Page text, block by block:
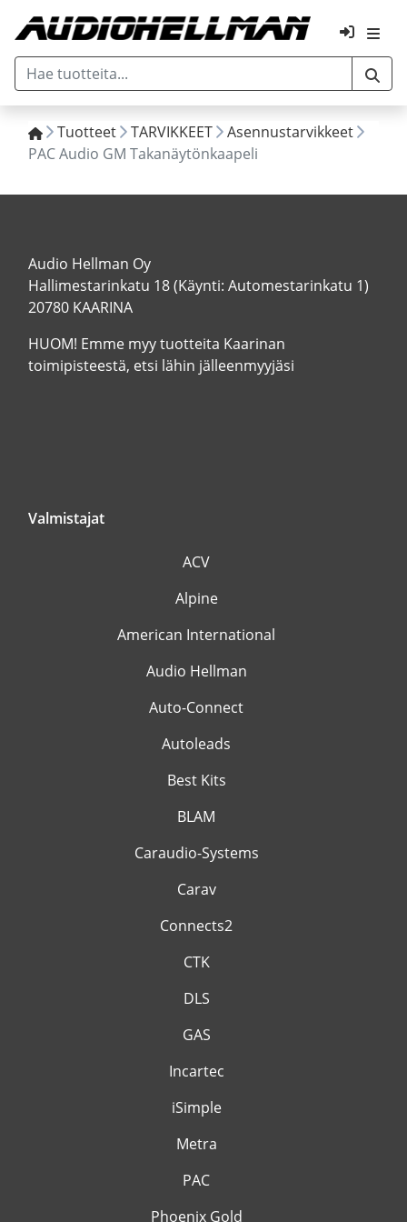
Tuotteet TARVIKKEET
Asennustarvikkeet
PAC Audio GM Takanäytönkaapeli
Audio Hellman Oy
Hallimestarinkatu 18 (Käynti: Automestarinkatu 1)
20780 KAARINA
HUOM! Emme myy tuotteita Kaarinan
toimipisteestä, etsi lähin jälleenmyyjäsi
Valmistajat
ACV
Alpine
American International
Audio Hellman
Auto-Connect
Autoleads
Best Kits
BLAM
Caraudio-Systems
Carav
Connects2
CTK
DLS
GAS
Incartec
iSimple
Metra
PAC
Phoenix Gold